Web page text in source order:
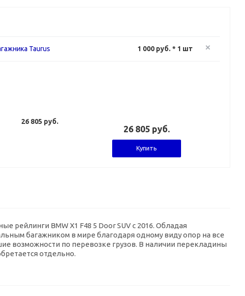
Taurus 1 000 руб. * 1 шт
26 805 руб.
26 805 руб.
Купить
рейлинги BMW X1 F48 5 Door SUV с 2016. Обладая
багажником в мире благодаря одному виду опор на все
возможности по перевозке грузов. В наличии перекладины
отдельно.